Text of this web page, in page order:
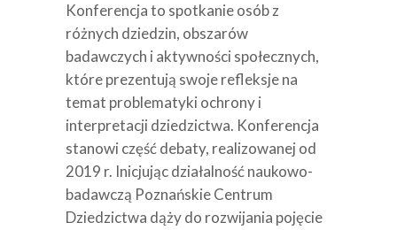
Konferencja to spotkanie osób z
różnych dziedzin, obszarów
badawczych i aktywności społecznych,
które prezentują swoje refleksje na
temat problematyki ochrony i
interpretacji dziedzictwa. Konferencja
stanowi część debaty, realizowanej od
2019 r. Inicjując działalność naukowo-
badawczą Poznańskie Centrum
Dziedzictwa dąży do rozwijania pojęcie